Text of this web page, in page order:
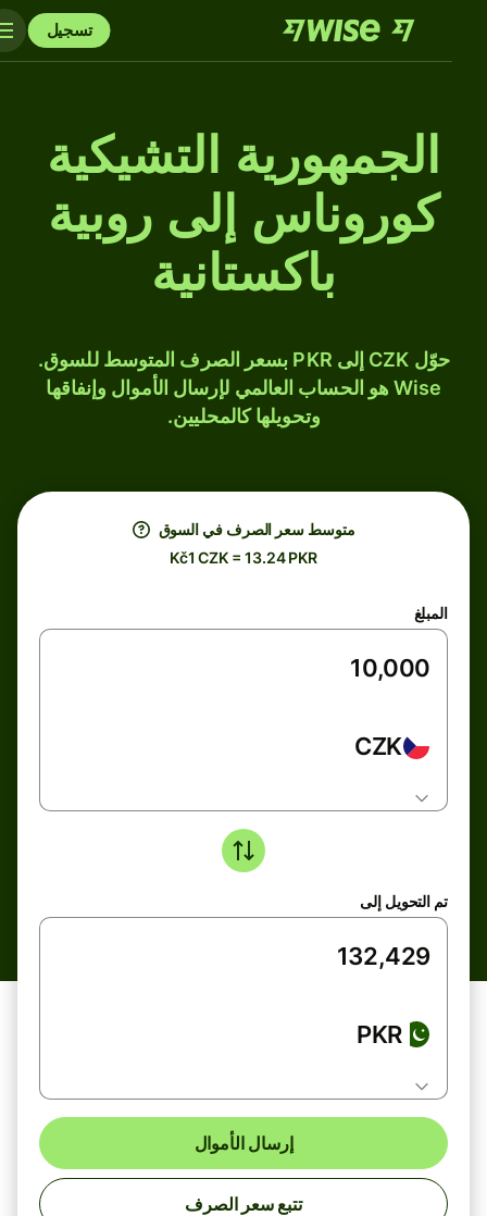
تسجيل
الجمهورية التشيكية
كوروناس إلى روبية
باكستانية
حوّل CZK إلى PKR بسعر الصرف المتوسط للسوق.
Wise هو الحساب العالمي لإرسال الأموال وإنفاقها
وتحويلها كالمحليين.
متوسط ​​سعر الصرف في السوق
Kč1 CZK = 13.24 PKR
المبلغ
CZK
تم التحويل إلى
PKR
إرسال الأموال
تتبع سعر الصرف